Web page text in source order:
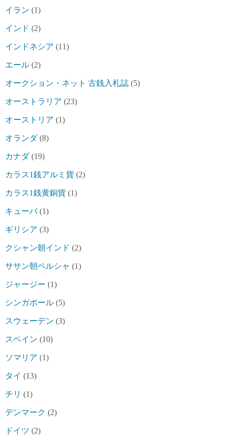
イラン (1)
インド (2)
インドネシア (11)
エール (2)
オークション・ネット 古銭入札誌 (5)
オーストラリア (23)
オーストリア (1)
オランダ(8)
カナダ(19)
カラス1銭アルミ貨 (2)
カラス1銭黄銅貨 (1)
キューバ(1)
ギリシア (3)
クシャン朝インド (2)
ササン朝ペルシャ (1)
ジャージー (1)
シンガポール (5)
スウェーデン (3)
スペイン (10)
ソマリア (1)
タイ (13)
チリ (1)
デンマーク (2)
ドイツ (2)